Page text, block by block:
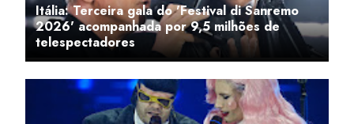
Itália: Terceira gala do 'Festival di Sanremo
2026' acompanhada por 9,5 milhões de
telespectadores